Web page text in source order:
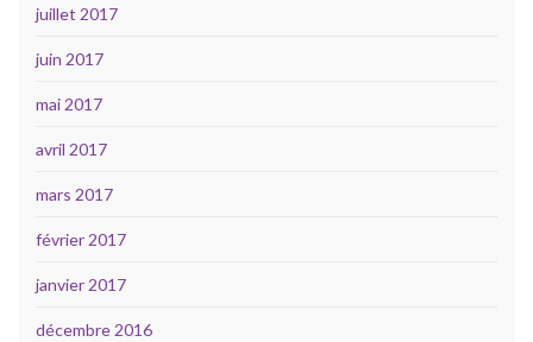
juillet 2017
juin 2017
mai 2017
avril 2017
mars 2017
février 2017
janvier 2017
décembre 2016